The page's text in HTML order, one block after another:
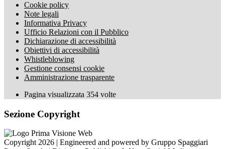
Cookie policy
Note legali
Informativa Privacy
Ufficio Relazioni con il Pubblico
Dichiarazione di accessibilità
Obiettivi di accessibilità
Whistleblowing
Gestione consensi cookie
Amministrazione trasparente
Pagina visualizzata 354 volte
Sezione Copyright
Copyright 2026 | Engineered and powered by Gruppo Spaggiari